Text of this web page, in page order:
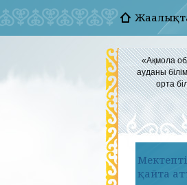
«Ақмола
ауданы
орта
қайта